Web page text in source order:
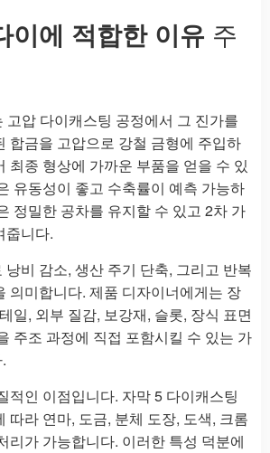
이에 적합한 이유 주
고압 다이캐스팅 공정에서 그 진가를
합금을 고압으로 강철 금형에 주입하
최종 형상에 가까운 부품을 얻을 수 있
유동성이 좋고 수축률이 예측 가능하
정밀한 공차를 유지할 수 있고 2차 가
줍니다.
비 감소, 생산 주기 단축, 그리고 반복
의미합니다. 제품 디자이너에게는 장
일, 외부 질감, 보강재, 슬롯, 장식 표면
주조 과정에 직접 포함시킬 수 있는 가
적인 이점입니다. 자막 5 다이캐스팅
따라 연마, 도금, 분체 도장, 도색, 크롬
리가 가능합니다. 이러한 특성 덕분에